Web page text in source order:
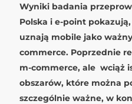
Wyniki badania
Polska i e-point
uznają mobile jako
commerce. Poprzednie
m-commerce, ale wciąż
obszarów, które można
szczególnie ważne, w